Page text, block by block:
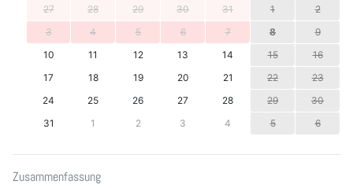
27
28 29 30 31 1
2
3
4 5 6 7 8
9
10
11 12 13 14 15
16
17
18 19 20 21 22
23
24
25 26 27 28 29
30
31
1 2 3 4 5 6
Zusammenfassung